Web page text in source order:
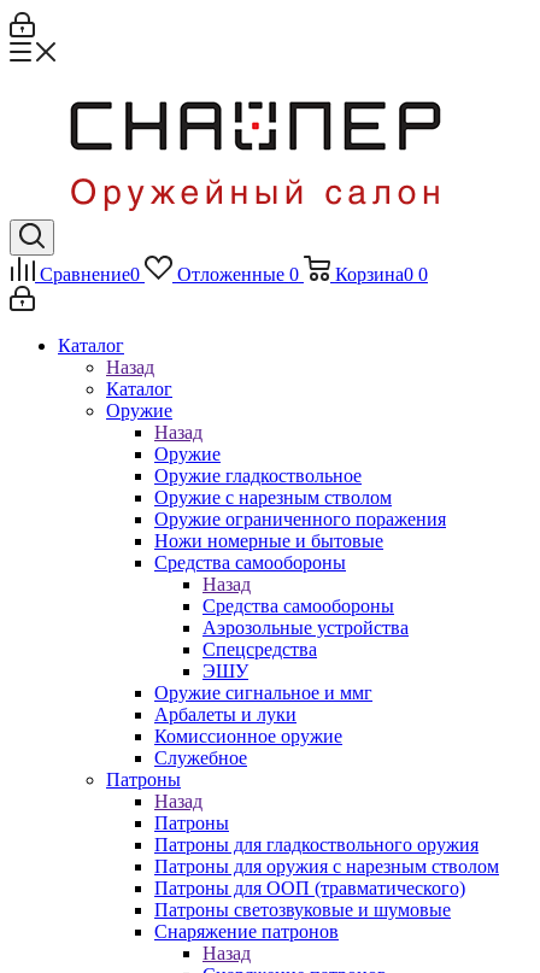
Сравнение0 Отложенные 0 Корзина0 0
Каталог
Назад
Каталог
Оружие
Назад
Оружие
Оружие гладкоствольное
Оружие с нарезным стволом
Оружие ограниченного поражения
Ножи номерные и бытовые
Средства самообороны
Назад
Средства самообороны
Аэрозольные устройства
Спецсредства
ЭШУ
Оружие сигнальное и ммг
Арбалеты и луки
Комиссионное оружие
Служебное
Патроны
Назад
Патроны
Патроны для гладкоствольного оружия
Патроны для оружия с нарезным стволом
Патроны для ООП (травматического)
Патроны светозвуковые и шумовые
Снаряжение патронов
Назад